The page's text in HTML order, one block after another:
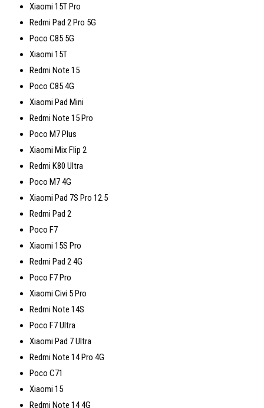
Xiaomi 15T Pro
Redmi Pad 2 Pro 5G
Poco C85 5G
Xiaomi 15T
Redmi Note 15
Poco C85 4G
Xiaomi Pad Mini
Redmi Note 15 Pro
Poco M7 Plus
Xiaomi Mix Flip 2
Redmi K80 Ultra
Poco M7 4G
Xiaomi Pad 7S Pro 12.5
Redmi Pad 2
Poco F7
Xiaomi 15S Pro
Redmi Pad 2 4G
Poco F7 Pro
Xiaomi Civi 5 Pro
Redmi Note 14S
Poco F7 Ultra
Xiaomi Pad 7 Ultra
Redmi Note 14 Pro 4G
Poco C71
Xiaomi 15
Redmi Note 14 4G